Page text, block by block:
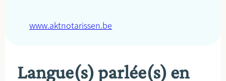
www.aktnotarissen.be
Langue(s) parlée(s) en